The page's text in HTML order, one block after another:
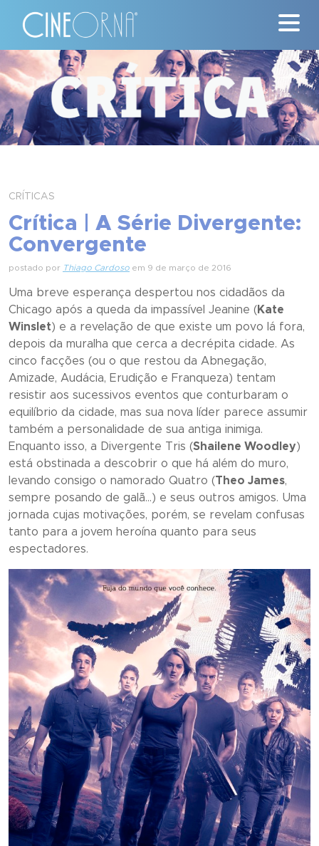
Críticas
News
#ClássicosCineOrna
Nossa História
Contato
CRÍTICAS
Crítica | A Série Divergente:
Convergente
postado por Thiago Cardoso em 9 de março de 2016
Uma breve esperança despertou nos cidadãos da
Chicago após a queda da impassível Jeanine (Kate
Winslet) e a revelação de que existe um povo lá fora,
depois da muralha que cerca a decrépita cidade. As
cinco facções (ou o que restou da Abnegação,
Amizade, Audácia, Erudição e Franqueza) tentam
resistir aos sucessivos eventos que conturbaram o
equilíbrio da cidade, mas sua nova líder parece assumir
também a personalidade de sua antiga inimiga.
Enquanto isso, a Divergente Tris (Shailene Woodley)
está obstinada a descobrir o que há além do muro,
levando consigo o namorado Quatro (Theo James,
sempre posando de galã…) e seus outros amigos. Uma
jornada cujas motivações, porém, se revelam confusas
tanto para a jovem heroína quanto para seus
espectadores.